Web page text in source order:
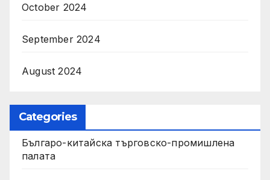
October 2024
September 2024
August 2024
Categories
Българо-китайска търговско-промишлена
палата